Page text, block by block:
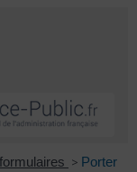
> Porter